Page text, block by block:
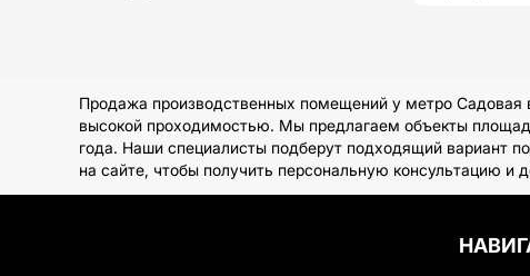
Продажа производственных помещений у метро Садовая
высокой проходимостью. Мы предлагаем объекты
года. Наши специалисты подберут подходящий вариант
на сайте, чтобы получить персональную консультацию